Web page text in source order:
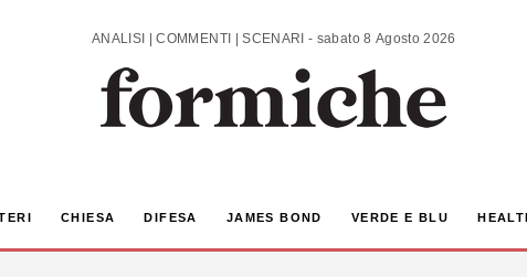
ANALISI | COMMENTI | SCENARI - sabato 8 Agosto 2026
CHIESA DIFESA JAMES BOND VERDE E BLU